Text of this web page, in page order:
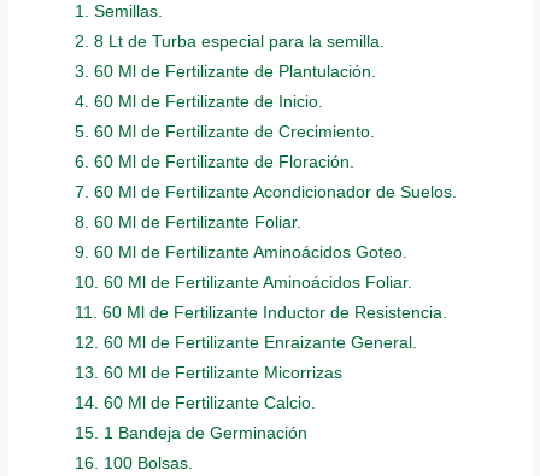
1. Semillas.
2. 8 Lt de Turba especial para la semilla.
3. 60 Ml de Fertilizante de Plantulación.
4. 60 Ml de Fertilizante de Inicio.
5. 60 Ml de Fertilizante de Crecimiento.
6. 60 Ml de Fertilizante de Floración.
7. 60 Ml de Fertilizante Acondicionador de Suelos.
8. 60 Ml de Fertilizante Foliar.
9. 60 Ml de Fertilizante Aminoácidos Goteo.
10. 60 Ml de Fertilizante Aminoácidos Foliar.
11. 60 Ml de Fertilizante Inductor de Resistencia.
12. 60 Ml de Fertilizante Enraizante General.
13. 60 Ml de Fertilizante Micorrizas
14. 60 Ml de Fertilizante Calcio.
15. 1 Bandeja de Germinación
16. 100 Bolsas.